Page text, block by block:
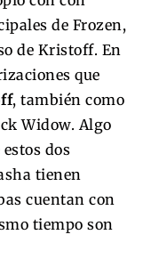
de Frozen,
de Kristoff. En
que
, también como
Widow. Algo
dos
tienen
cuentan con
tiempo son